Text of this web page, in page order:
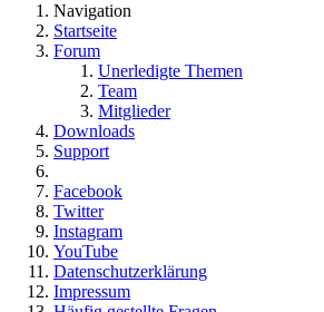
Navigation
Startseite
Forum
Unerledigte Themen
Team
Mitglieder
Downloads
Support
Facebook
Twitter
Instagram
YouTube
Datenschutzerklärung
Impressum